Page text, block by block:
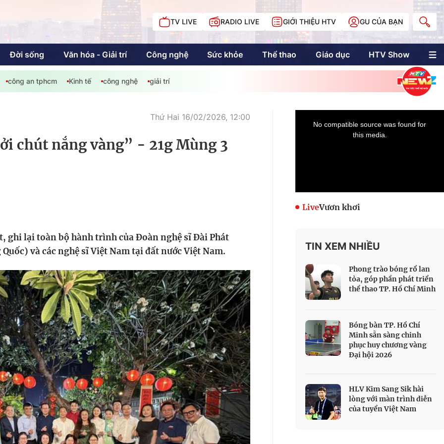
TV LIVE RADIO LIVE GIỚI THIỆU HTV GU CỦA BẠN
Đời sống Văn hóa - Giải trí Công nghệ Sức khỏe Thể thao Giáo dục HTV Show
trí
Giáo dục Kinh tế
đình
trình
Phim truyền hình
Made By Vietnam
Innovation Fest
Chung một tấm
lòng
Cuộc đua xe đạp
Cuộc đua offroad
HTV
SEA Games 33
Multimedia
Multiform
Doanh nhân Sài
Gòn
công an tphcm Kinh tế công nghệ giải trí
Thứ Hai 16/02/2026, 12:00
chút nắng vàng” - 21g Mùng 3
ghi lại toàn bộ hành trình của Đoàn nghệ sĩ Đài Phát
và các nghệ sĩ Việt Nam tại đất nước Việt Nam.
LiveVươn khơi
TIN XEM NHIỀU
Phong trào bóng rổ lan
tỏa, góp phần phát triển
thể thao TP. Hồ Chí Minh
Bóng bàn TP. Hồ Chí
Minh sẵn sàng chinh
phục huy chương vàng
Đại hội 2026
HLV Kim Sang Sik hài
lòng với màn trình diễn
của tuyển Việt Nam